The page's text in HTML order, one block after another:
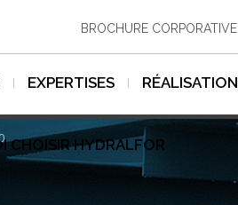
BROCHURE CORPORATIVE
EXPERTISES
CHOISIR HYDRALFOR